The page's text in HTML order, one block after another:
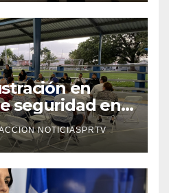
en
seguridad en
NOTICIASPRTV